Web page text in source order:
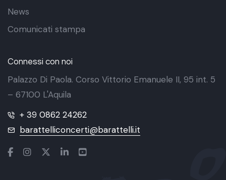
News
Comunicati stampa
Connessi con noi
Palazzo Di Paola. Corso Vittorio Emanuele II, 95 int. 5
– 67100 L'Aquila
+ 39 0862 24262
barattelliconcerti@barattelli.it